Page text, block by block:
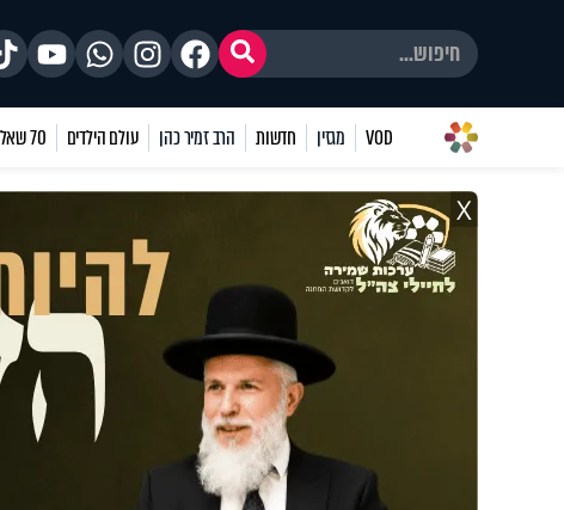
VOD מגזין חדשות הרב זמיר כהן עולם הילדים 70 שאלות
X